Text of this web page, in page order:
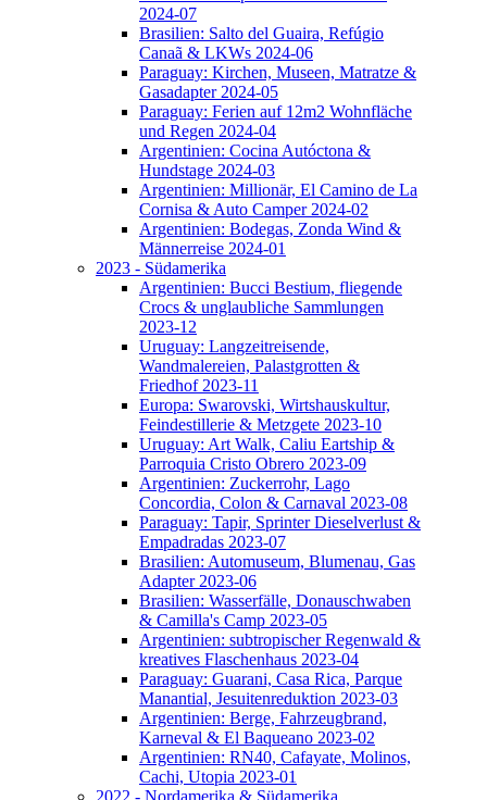
2024-07
Brasilien: Salto del Guaira, Refúgio
Canaã & LKWs 2024-06
Paraguay: Kirchen, Museen, Matratze &
Gasadapter 2024-05
Paraguay: Ferien auf 12m2 Wohnfläche
und Regen 2024-04
Argentinien: Cocina Autóctona &
Hundstage 2024-03
Argentinien: Millionär, El Camino de La
Cornisa & Auto Camper 2024-02
Argentinien: Bodegas, Zonda Wind &
Männerreise 2024-01
2023 - Südamerika
Argentinien: Bucci Bestium, fliegende
Crocs & unglaubliche Sammlungen
2023-12
Uruguay: Langzeitreisende,
Wandmalereien, Palastgrotten &
Friedhof 2023-11
Europa: Swarovski, Wirtshauskultur,
Feindestillerie & Metzgete 2023-10
Uruguay: Art Walk, Caliu Eartship &
Parroquia Cristo Obrero 2023-09
Argentinien: Zuckerrohr, Lago
Concordia, Colon & Carnaval 2023-08
Paraguay: Tapir, Sprinter Dieselverlust &
Empadradas 2023-07
Brasilien: Automuseum, Blumenau, Gas
Adapter 2023-06
Brasilien: Wasserfälle, Donauschwaben
& Camilla's Camp 2023-05
Argentinien: subtropischer Regenwald &
kreatives Flaschenhaus 2023-04
Paraguay: Guarani, Casa Rica, Parque
Manantial, Jesuitenreduktion 2023-03
Argentinien: Berge, Fahrzeugbrand,
Karneval & El Baqueano 2023-02
Argentinien: RN40, Cafayate, Molinos,
Cachi, Utopia 2023-01
2022 - Nordamerika & Südamerika